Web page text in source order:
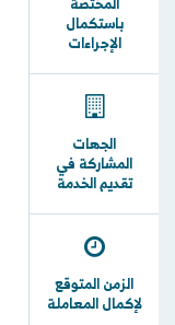
باستكمال
الإجراءات
الجهات
المشاركة في
تقديم الخدمة
الزمن المتوقع
لإكمال المعاملة